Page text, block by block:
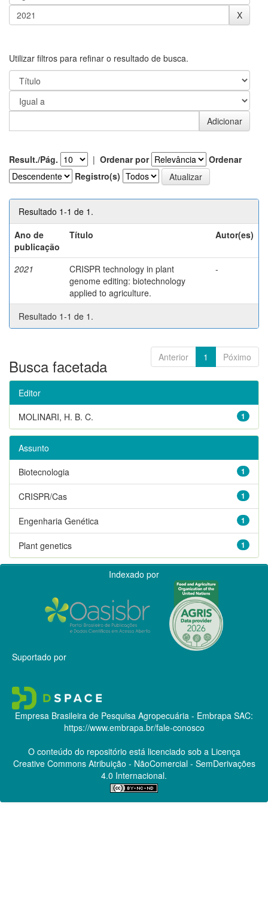
Utilizar filtros para refinar o resultado de busca.
Result./Pág. | Ordenar por
Ordenar
Registro(s)
Resultado 1-1 de 1.
Ano de
publicação
Título Autor(es)
2021
CRISPR technology in plant
genome editing: biotechnology
applied to agriculture.
-
Resultado 1-1 de 1.
Anterior 1 Póximo
Busca facetada
Editor
1
MOLINARI, H. B. C.
Assunto
1
Biotecnologia
1
CRISPR/Cas
1
Engenharia Genética
1
Plant genetics
Indexado por
Suportado por
Empresa Brasileira de Pesquisa Agropecuária - Embrapa SAC:
https://www.embrapa.br/fale-conosco
O conteúdo do repositório está licenciado sob a Licença
Creative CommonsAtribuição - NãoComercial - SemDerivações
4.0 Internacional.